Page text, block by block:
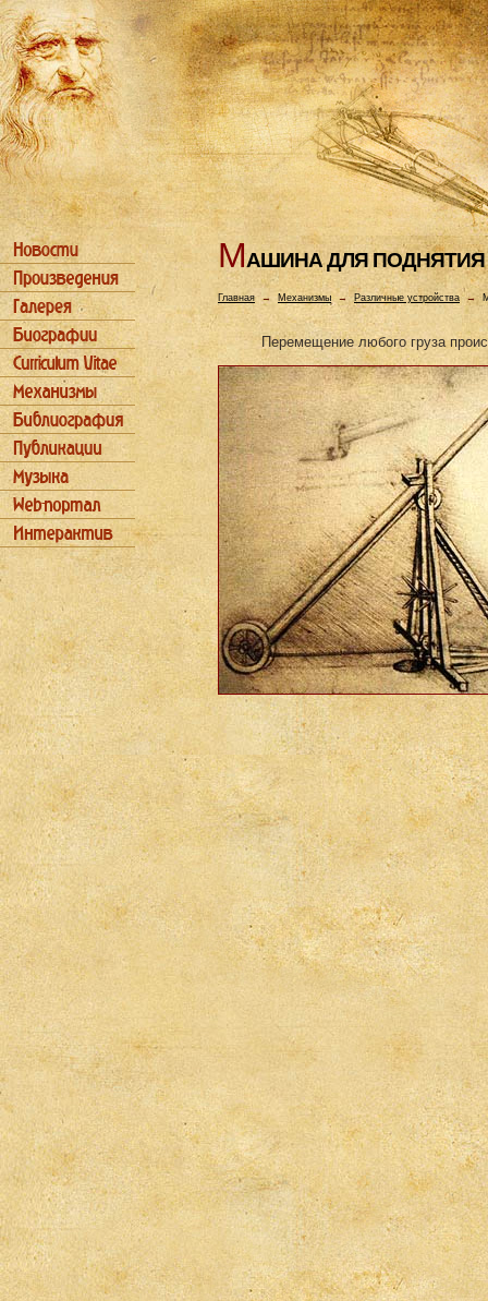
МАШИHА ДЛЯ
Главная→ Механизмы →Различные устройства →
Перемещение любого груза